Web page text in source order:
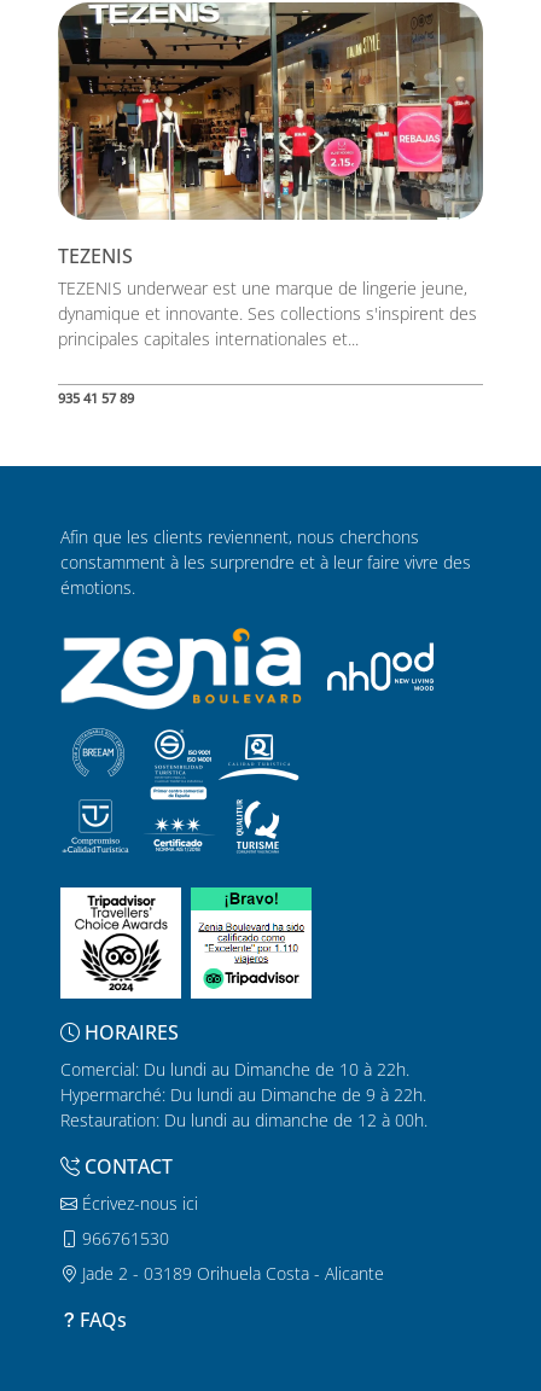
TEZENIS
TEZENIS underwear est une marque de lingerie jeune,
dynamique et innovante. Ses collections s'inspirent des
principales capitales internationales et...
935 41 57 89
Afin que les clients reviennent, nous cherchons
constamment à les surprendre et à leur faire vivre des
émotions.
HORAIRES
Comercial: Du lundi au Dimanche de 10 à 22h.
Hypermarché: Du lundi au Dimanche de 9 à 22h.
Restauration: Du lundi au dimanche de 12 à 00h.
CONTACT
Écrivez-nous ici
966761530
Jade 2 - 03189 Orihuela Costa - Alicante
FAQs